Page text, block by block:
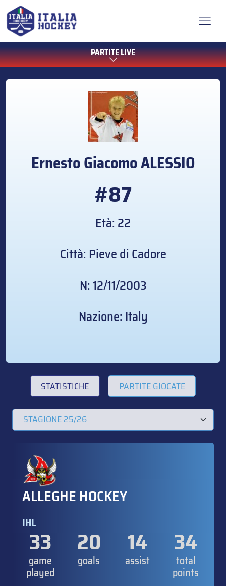
PARTITE LIVE
Ernesto GiacomoALESSIO
#87
Età: 22
Città: Pieve di Cadore
N: 12/11/2003
Nazione: Italy
STATISTICHE PARTITE GIOCATE
ALLEGHE HOCKEY
IHL
33
game
played
20
goals
14
assist
34
total
points